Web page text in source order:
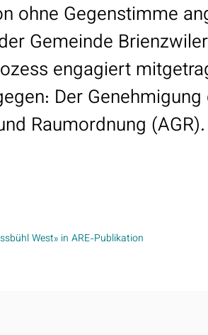
ohne Gegenstimme
Gemeinde
engagiert
Der
Raumordnung (AGR).
West» in ARE-Publikation